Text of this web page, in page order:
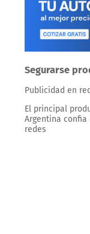
Segurarse
Publicidad en
El principal
Argentina
redes